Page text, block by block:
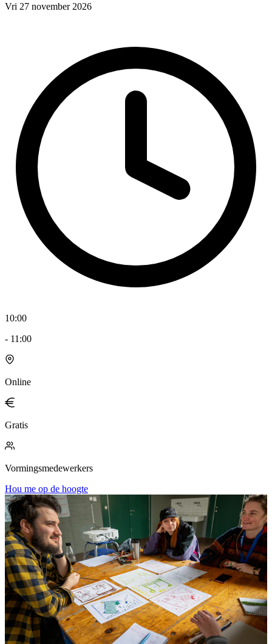
Vri 27 november 2026
10:00
- 11:00
Online
Gratis
Vormingsmedewerkers
Hou me op de hoogte